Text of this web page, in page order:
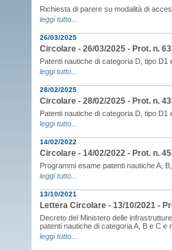
Richiesta di parere su modalità di
leggi tutto...
26/03/2025
Circolare - 26/03/2025 - Prot. n.
Patenti nautiche di categoria D, tipo D1
leggi tutto...
28/02/2025
Circolare - 28/02/2025 - Prot. n.
Patenti nautiche di categoria D, tipo D1
leggi tutto...
14/02/2022
Circolare - 14/02/2022 - Prot. n.
Programmi esame patenti nautiche A,
leggi tutto...
13/10/2021
Lettera Circolare - 13/10/2021 -
Decreto del Ministero delle
patenti nautiche di categoria A, B e C
leggi tutto...